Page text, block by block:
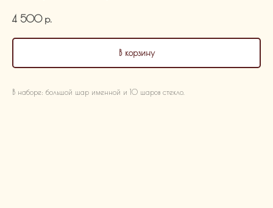
4 500 р.
В корзину
В наборе: большой шар именной и 10 шаров стекло.